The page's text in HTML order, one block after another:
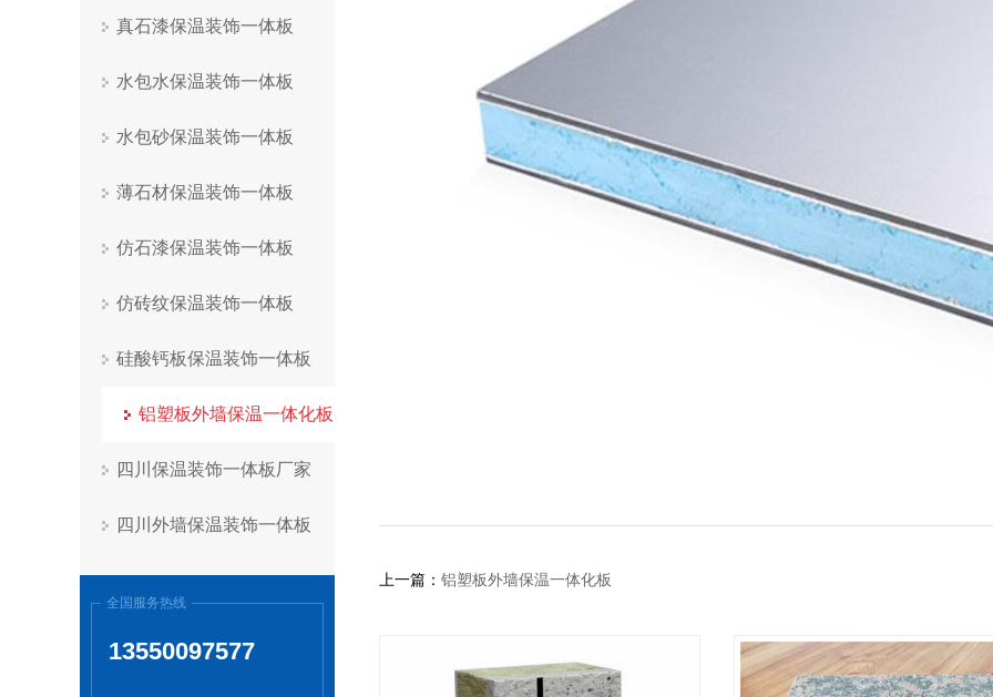
真石漆保温装饰一体板
水包水保温装饰一体板
水包砂保温装饰一体板
薄石材保温装饰一体板
仿石漆保温装饰一体板
仿砖纹保温装饰一体板
硅酸钙板保温装饰一体板
铝塑板外墙保温一体化板
四川保温装饰一体板厂家
四川外墙保温装饰一体板
全国服务热线
13550097577
上一篇： 铝塑板外墙保温一体化板